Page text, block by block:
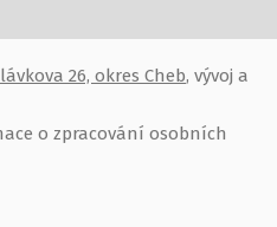
26, okres Cheb, vývoj a
o zpracování osobních